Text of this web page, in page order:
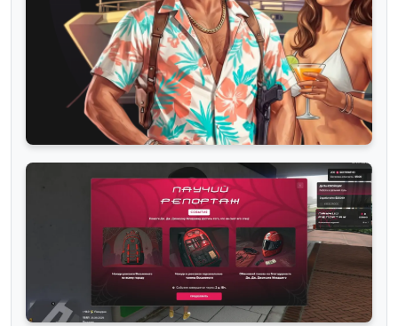
Roleplay миры
Сезонный пропуск 2026 на Majestic уже
— просмотры — комментарии